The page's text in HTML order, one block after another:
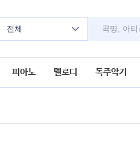
전체
피아노 멜로디 독주악기